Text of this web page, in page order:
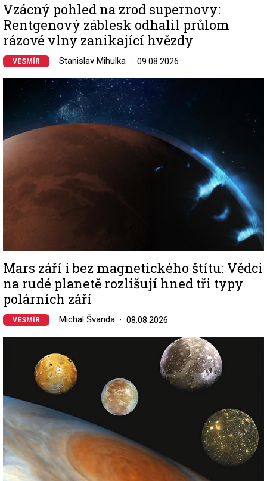
Vzácný pohled na zrod supernovy:
Rentgenový záblesk odhalil průlom
rázové vlny zanikající hvězdy
VESMÍR Stanislav Mihulka 09.08.2026
Image
Mars září i bez magnetického štítu: Vědci
na rudé planetě rozlišují hned tři typy
polárních září
VESMÍR Michal Švanda 08.08.2026